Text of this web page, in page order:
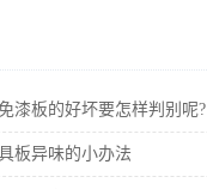
漆板的好坏要怎样判别呢?
板异味的小办法